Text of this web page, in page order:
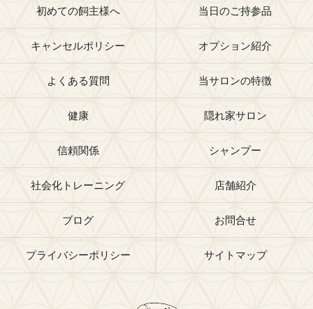
初めての飼主様へ 当日のご持参品
キャンセルポリシー オプション紹介
よくある質問 当サロンの特徴
健康 隠れ家サロン
信頼関係 シャンプー
社会化トレーニング 店舗紹介
ブログ お問合せ
プライバシーポリシー サイトマップ